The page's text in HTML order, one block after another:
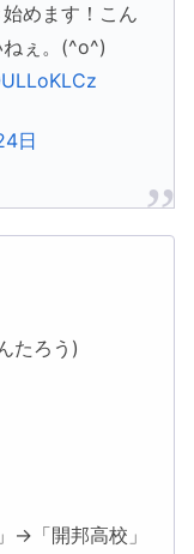
めます！こん
ぇ。(^o^)
日
たろう)
→「開邦高校」